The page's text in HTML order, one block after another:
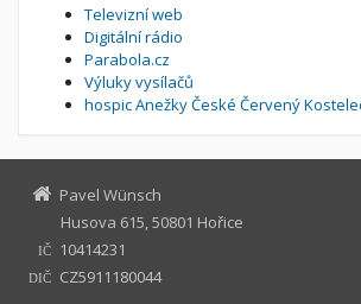
Televizní web
Digitální rádio
Parabola.cz
Výluky vysílačů
hospic Anežky České Červený
Pavel Wünsch
Husova 615, 50801 Hořice
IČ 10414231
DIČ
CZ5911180044